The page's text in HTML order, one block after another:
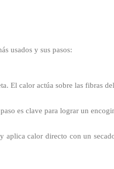
usados y sus pasos:
El calor actúa sobre las fibras
es clave para lograr un
aplica calor directo con un